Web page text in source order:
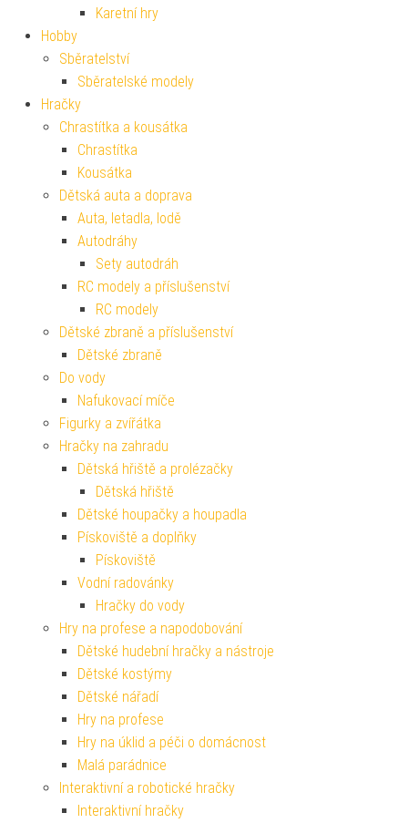
Karetní hry
Hobby
Sběratelství
Sběratelské modely
Hračky
Chrastítka a kousátka
Chrastítka
Kousátka
Dětská auta a doprava
Auta, letadla, lodě
Autodráhy
Sety autodráh
RC modely a příslušenství
RC modely
Dětské zbraně a příslušenství
Dětské zbraně
Do vody
Nafukovací míče
Figurky a zvířátka
Hračky na zahradu
Dětská hřiště a prolézačky
Dětská hřiště
Dětské houpačky a houpadla
Pískoviště a doplňky
Pískoviště
Vodní radovánky
Hračky do vody
Hry na profese a napodobování
Dětské hudební hračky a nástroje
Dětské kostýmy
Dětské nářadí
Hry na profese
Hry na úklid a péči o domácnost
Malá parádnice
Interaktivní a robotické hračky
Interaktivní hračky